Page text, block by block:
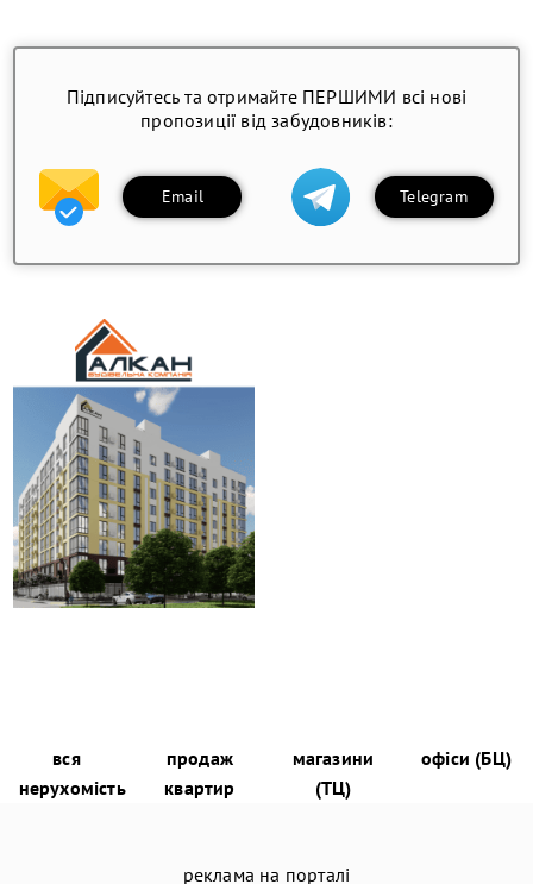
Підписуйтесь та отримайте ПЕРШИМИ всі нові
пропозиції від забудовників:
Email Telegram
вся
нерухомість
продаж
квартир
магазини
(ТЦ)
офіси (БЦ)
реклама на порталі